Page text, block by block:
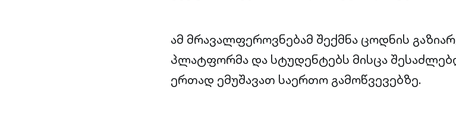
ამ მრავალფეროვნებამ შექმნა ცოდნის
პლატფორმა და სტუდენტებს მისცა
ერთად ემუშავათ საერთო გამოწვევებზე.